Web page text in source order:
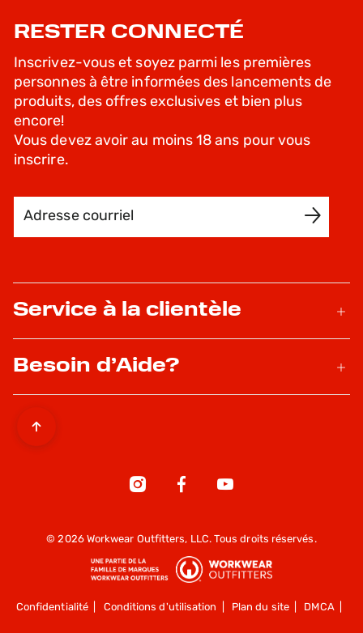
RESTER CONNECTÉ
Inscrivez-vous et soyez parmi les premières
personnes à être informées des lancements de
produits, des offres exclusives et bien plus
encore!
Vous devez avoir au moins 18 ans pour vous
inscrire.
Service à la clientèle
Besoin d’Aide?
© 2026 Workwear Outfitters, LLC. Tous droits réservés.
Confidentialité Conditions d'utilisation Plan du site| DMCA|